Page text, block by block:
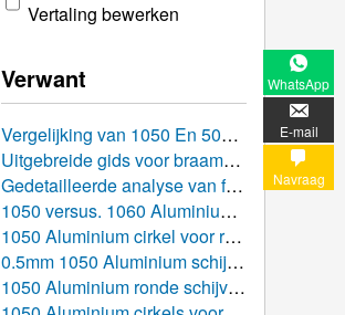
Vertaling bewerken
Verwant
Vergelijking van 1050 En 5052 Aluminium schijven: Welke beter geschikt is voor uw productieproject?
Uitgebreide gids voor braamverwijdering en controle van oppervlakteafwerking voor 1050 Gestempelde aluminium schijven
Gedetailleerde analyse van factoren die de prijzen van aluminiumcirkels beïnvloeden: Wat bepaalt de kosten?
1050 versus. 1060 Aluminium cirkels: Diepgaande vergelijking, Prestatieparameters, en Keuzegids
1050 Aluminium cirkel voor reflecterende verlichting
0.5mm 1050 Aluminium schijven
1050 Aluminium ronde schijven voor inductiekookgerei
WhatsApp
E-mail
Navraag